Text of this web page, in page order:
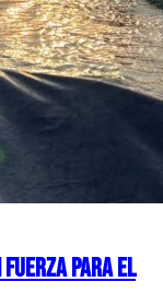
fuerza para el